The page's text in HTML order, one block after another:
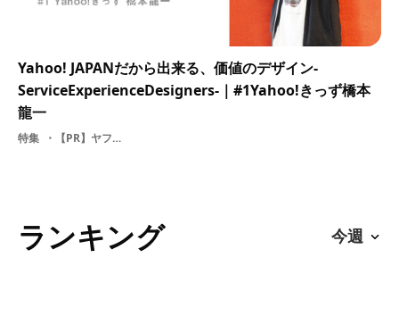
Yahoo! JAPANだから出来る、価値のデザイン-
ServiceExperienceDesigners-｜#1Yahoo!きっず橋本
龍一
特集 【PR】ヤフー株式会社ITプログラミング基礎知識子供教育
ランキング